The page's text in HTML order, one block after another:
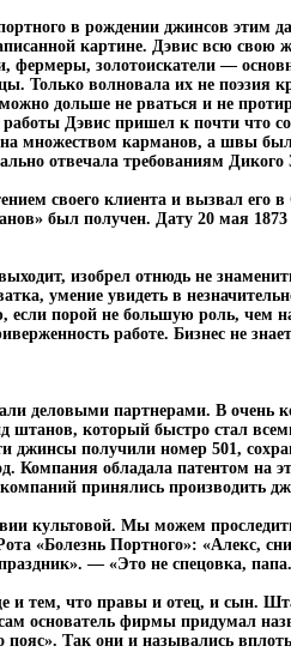
в рождении джинсов этим
картине. Дэвис всю свою
фермеры, золотоискатели —
Только волновала их не
дольше не рваться и не
Дэвис пришел к почти что
множеством карманов, а швы
отвечала требованиям Дикого
своего клиента и вызвал
был получен. Дату 20 мая
изобрел отнюдь не
умение увидеть в
если порой не большую роль, чем
работе. Бизнес не
деловыми партнерами. В очень
штанов, который быстро стал
джинсы получили номер 501,
Компания обладала патентом на
принялись производить
культовой. Мы можем
«Болезнь Портного»: «Алекс,
— «Это не спецовка,
и тем, что правы и отец, и сын.
основатель фирмы придумал
пояс». Так они и назывались